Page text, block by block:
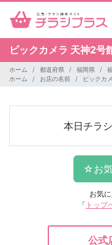
ビックカメラ 天神2号
ホーム 都道府県 福岡県
ホーム
お店の名前 ビックカ
本日チラ
お気
「 トップ
公式